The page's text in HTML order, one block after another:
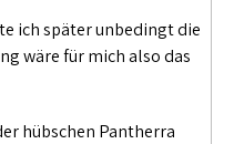
ich später unbedingt die
wäre für mich also das
hübschen Pantherra